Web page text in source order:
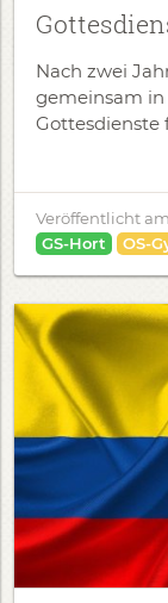
Nach zwei
gemeinsam
Gottesdienste
Veröffentlicht am
GS-Hort
OS-